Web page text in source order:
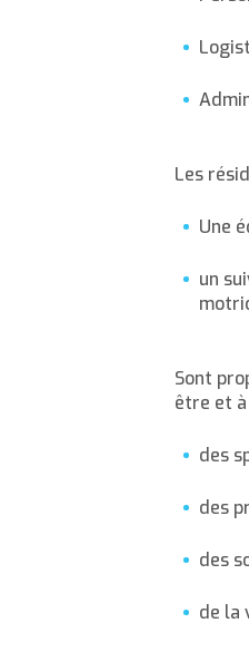
Les
Une
un
Sont
être et à
des
des
des
de la